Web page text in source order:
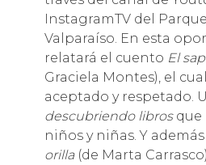
InstagramTV del
Valparaíso. En esta
relatará el cuento El
Graciela Montes), el
aceptado y respetado.
descubriendo librosque
niños y niñas. Y
orilla(de Marta